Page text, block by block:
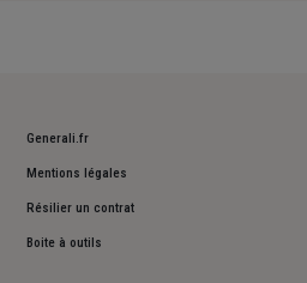
Generali.fr
Mentions légales
Résilier un contrat
Boite à outils